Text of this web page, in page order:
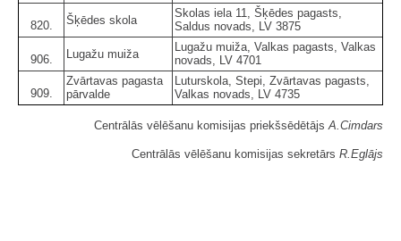
820. Šķēdes skola
Skolas iela 11, Šķēdes pagasts,
Saldus novads, LV 3875
906. Lugažu muiža
Lugažu muiža, Valkas pagasts, Valkas
novads, LV 4701
909.
Zvārtavas pagasta
pārvalde
Luturskola, Stepi, Zvārtavas pagasts,
Valkas novads, LV 4735
Centrālās vēlēšanu komisijas priekšsēdētājsA.Cimdars
Centrālās vēlēšanu komisijas sekretārs R.Eglājs